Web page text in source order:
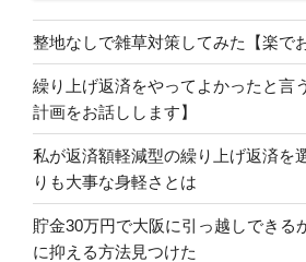
り
整地なしで雑草対策してみた【楽で
繰り上げ返済をやってよかったと言
計画をお話しします】
私が返済額軽減型の繰り上げ返済を
りも大事な身軽さとは
貯金30万円で大阪に引っ越しできる
に抑える方法見つけた